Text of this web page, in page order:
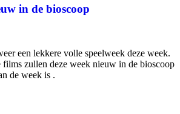
in de bioscoop
een lekkere volle speelweek deze week.
zullen deze week nieuw in de bioscoop
de week is .